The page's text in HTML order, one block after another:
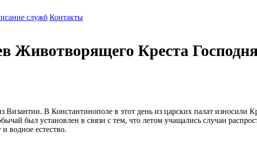
служб Контакты
Животворящего Креста
В Константинополе в этот день из царских палат износили
был установлен в связи с тем, что летом учащались случаи
водное естество.